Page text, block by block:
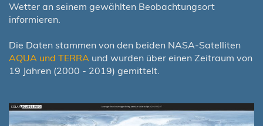
Wetter an seinem gewählten Beobachtungsort
informieren.
Die Daten stammen von den beiden NASA-Satelliten
AQUA und TERRA und wurden über einen Zeitraum von
19 Jahren (2000 - 2019) gemittelt.